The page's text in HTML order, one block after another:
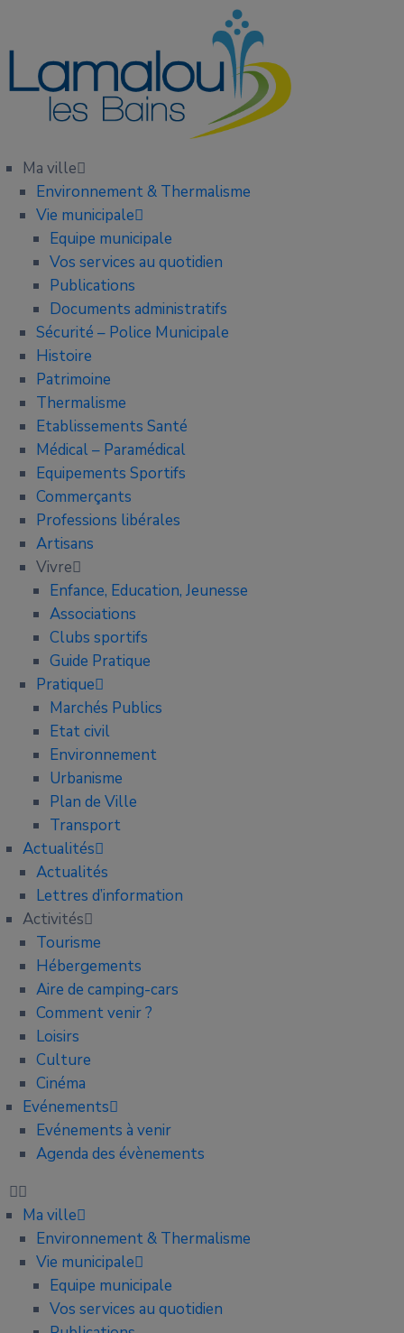
Ma ville
Environnement & Thermalisme
Vie municipale
Equipe municipale
Vos services au quotidien
Publications
Documents administratifs
Sécurité – Police Municipale
Histoire
Patrimoine
Thermalisme
Etablissements Santé
Médical – Paramédical
Equipements Sportifs
Commerçants
Professions libérales
Artisans
Vivre
Enfance, Education, Jeunesse
Associations
Clubs sportifs
Guide Pratique
Pratique
Marchés Publics
Etat civil
Environnement
Urbanisme
Plan de Ville
Transport
Actualités
Actualités
Lettres d’information
Activités
Tourisme
Hébergements
Aire de camping-cars
Comment venir ?
Loisirs
Culture
Cinéma
Evénements
Evénements à venir
Agenda des évènements
Ma ville
Environnement & Thermalisme
Vie municipale
Equipe municipale
Vos services au quotidien